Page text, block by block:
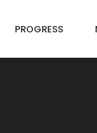
PROGRESS